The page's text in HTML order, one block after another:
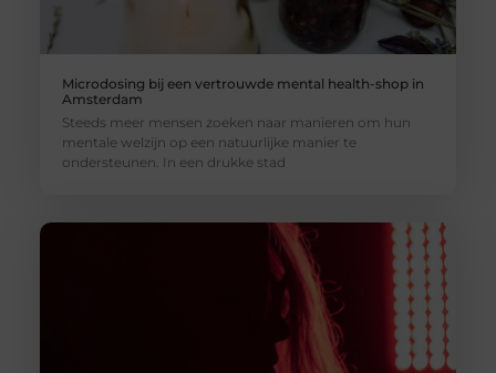
Microdosing bij een vertrouwde mental health-shop in
Amsterdam
Steeds meer mensen zoeken naar manieren om hun
mentale welzijn op een natuurlijke manier te
ondersteunen. In een drukke stad